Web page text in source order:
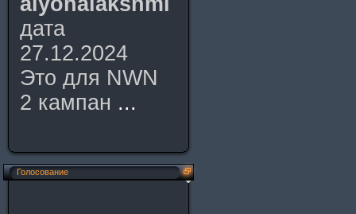
дата
27.12.2024
Это для NWN
2 кампан ...
Голосование